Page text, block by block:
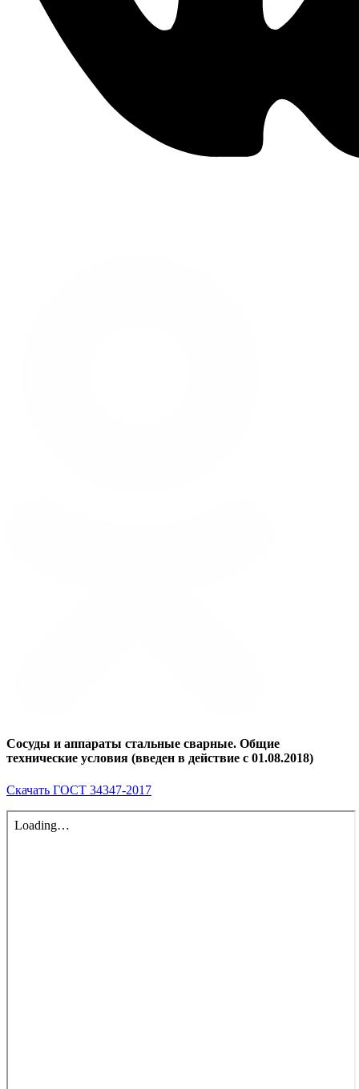
Сосуды и аппараты стальные сварные. Общие
технические условия (введен в действие с 01.08.2018)
Скачать ГОСТ 34347-2017